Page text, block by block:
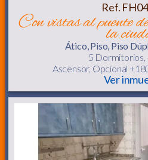
Ref.
con vistas al puente de triana y 360º a la
Ático, Piso, Piso
5 Dormitorios,
Ascensor, Opcional
Ver